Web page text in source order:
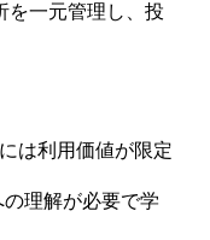
を一元管理し、投
は利用価値が限定
理解が必要で学